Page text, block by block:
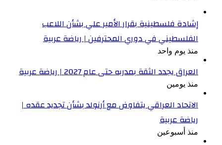
إشادة فلسطينية بقرار الأمير علي بشأن اللاعب
الفلسطيني في دوري المحترفين | رياضة عربية
منذ يوم واحد
العراق يجدد الثقة بمدربه حتى عام 2027 | رياضة عربية
منذ يومين
الاتحاد العراقي يتفاوض مع أرنولد بشأن تجديد عقده |
رياضة عربية
منذ أسبوعين